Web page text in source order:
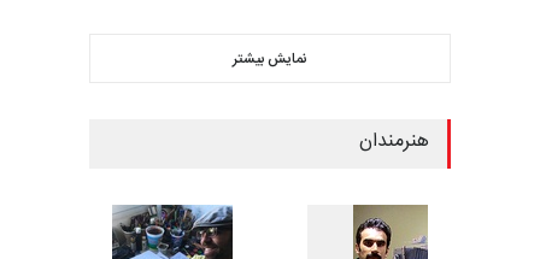
ششمین جشنواره بین‌المللی
کاریکاتور CIK Damad…
بیست و هشتمین مسابقه
بین‌المللی کارتون لهستا…
نمایش بیشتر
هنرمندان